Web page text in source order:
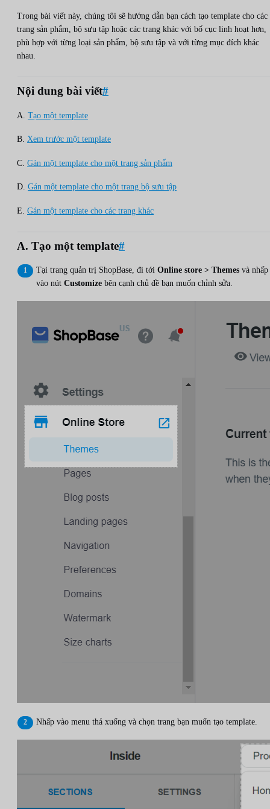
Trong bài viết này, chúng tôi sẽ hướng dẫn bạn cách tạo template cho các
trang sản phẩm, bộ sưu tập hoặc các trang khác với bố cục linh hoạt hơn,
phù hợp với từng loại sản phẩm, bộ sưu tập và với từng mục đích khác
nhau.
Nội dung bài viết#
A. Tạo một template
B. Xem trước một template
C. Gán một template cho một trang sản phẩm
D. Gán một template cho một trang bộ sưu tập
E. Gán một template cho các trang khác
A. Tạo một template#
Tại trang quản trị ShopBase, đi tới Online store > Themes và nhấp
vào nút Customize bên cạnh chủ đề bạn muốn chỉnh sửa.
Nhấp vào menu thả xuống và chọn trang bạn muốn tạo template.